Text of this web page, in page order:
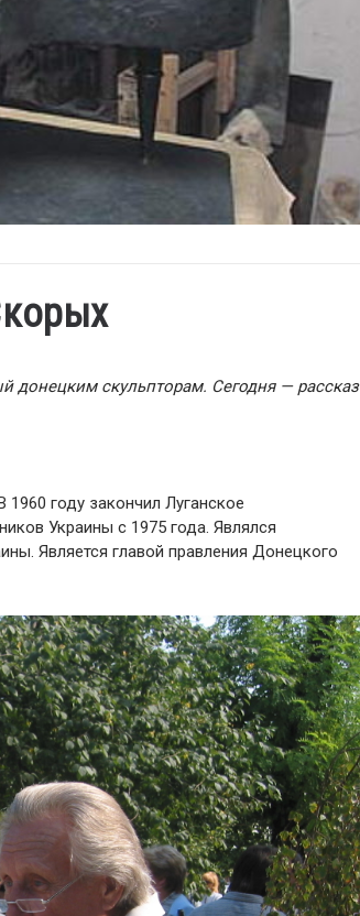
скульпторам. Сегодня — рассказ
году закончил Луганское
Украины с 1975 года. Являлся
Является главой правления Донецкого